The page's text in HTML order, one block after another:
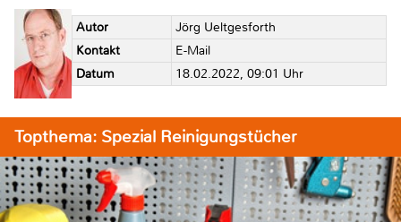
Autor
Jörg Ueltgesforth
Kontakt
E-Mail
Datum
18.02.2022, 09:01 Uhr
Topthema: Spezial Reinigungstücher